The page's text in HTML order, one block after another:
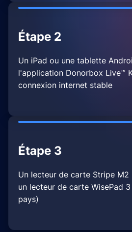
Étape 2
Un iPad ou une tablette
l'application Donorbox Live™
connexion internet stable
Étape 3
Un lecteur de carte Stripe M2
un lecteur de carte WisePad
pays)